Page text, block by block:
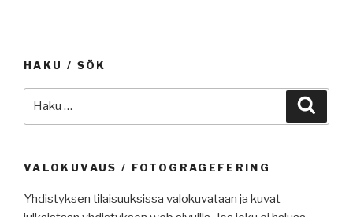
HAKU / SÖK
VALOKUVAUS / FOTOGRAGEFERING
Yhdistyksen tilaisuuksissa valokuvataan ja kuvat